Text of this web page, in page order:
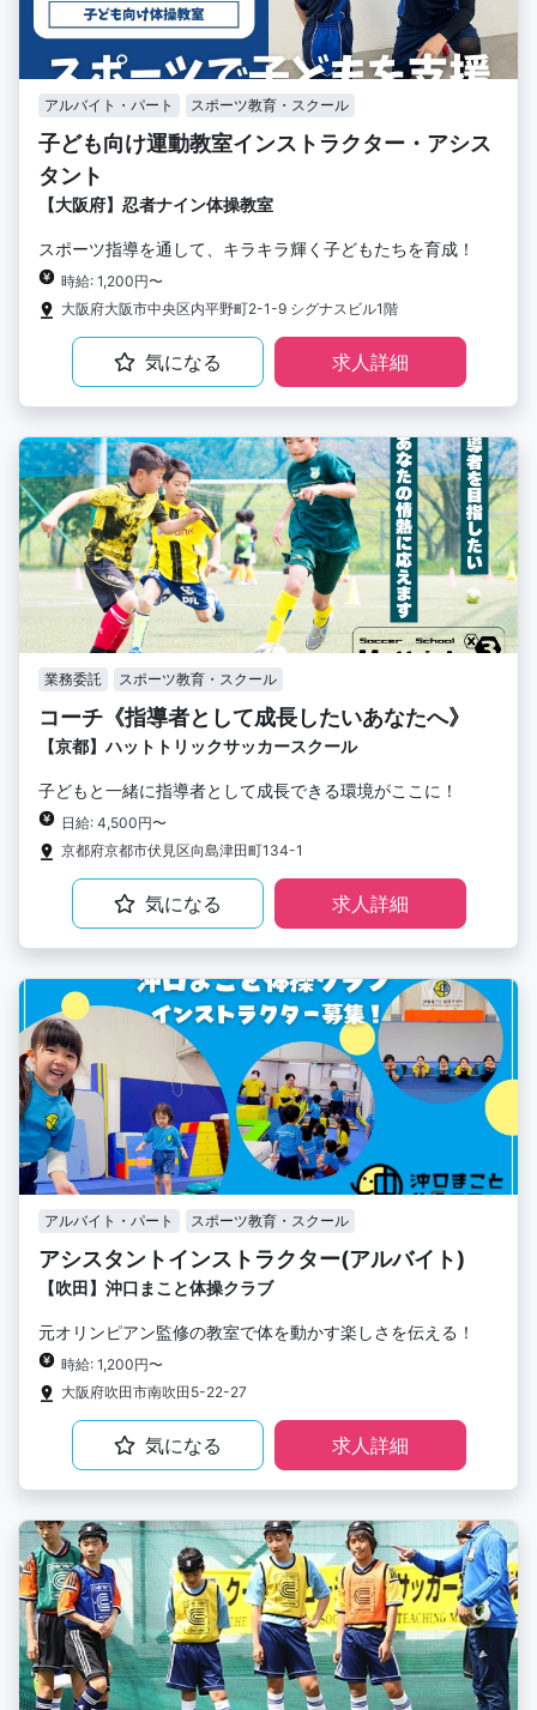
アルバイト・パート スポーツ教育・スクール
子ども向け運動教室インストラクター・アシス
タント
【大阪府】忍者ナイン体操教室
スポーツ指導を通して、キラキラ輝く子どもたちを育成！
時給: 1,200円〜
大阪府大阪市中央区内平野町2-1-9 シグナスビル1階
気になる 求人詳細
業務委託 スポーツ教育・スクール
コーチ《指導者として成長したいあなたへ》
【京都】ハットトリックサッカースクール
子どもと一緒に指導者として成長できる環境がここに！
日給: 4,500円〜
京都府京都市伏見区向島津田町134-1
気になる 求人詳細
アルバイト・パート スポーツ教育・スクール
アシスタントインストラクター(アルバイト)
【吹田】沖口まこと体操クラブ
元オリンピアン監修の教室で体を動かす楽しさを伝える！
時給: 1,200円〜
大阪府吹田市南吹田5-22-27
気になる 求人詳細